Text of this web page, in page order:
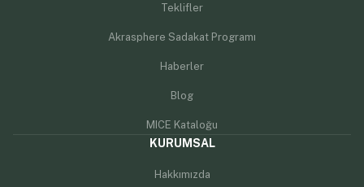
Teklifler
Akrasphere Sadakat Programı
Haberler
Blog
MICE Kataloğu
KURUMSAL
Hakkımızda